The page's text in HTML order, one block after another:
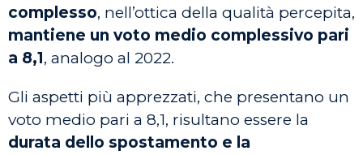
complesso, nell’ottica della qualità percepita,
mantiene un voto medio complessivo pari
a 8,1, analogo al 2022.
Gli aspetti più apprezzati, che presentano un
voto medio pari a 8,1, risultano essere la
durata dello spostamento e la